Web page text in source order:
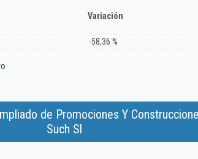
Variación
-58,36 %
de Promociones Y
Such Sl